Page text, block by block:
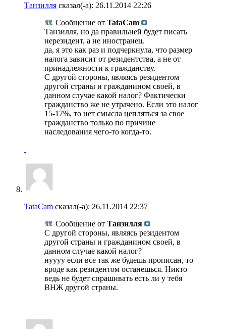
Танзилля сказал(-а): 26.11.2014 22:26
Сообщение от TataCam
Танзилля, но да правильней будет писать
нерезидент, а не иностранец.
да, я это как раз и подчеркнула, что размер
налога зависит от резидентства, а не от
принадлежности к гражданству.
С другой стороны, являясь резидентом
другой страны и гражданином своей, в
данном случае какой налог? Фактически
гражданство же не утрачено. Если это налог
15-17%, то нет смысла цепляться за свое
гражданство только по причине
наследования чего-то когда-то.
TataCam сказал(-а): 26.11.2014 22:37
Сообщение от Танзилля
С другой стороны, являясь резидентом
другой страны и гражданином своей, в
данном случае какой налог?
нуууу если все так же будешь прописан, то
вроде как резидентом останешься. Никто
ведь не будет спрашивать есть ли у тебя
ВНЖ другой страны.